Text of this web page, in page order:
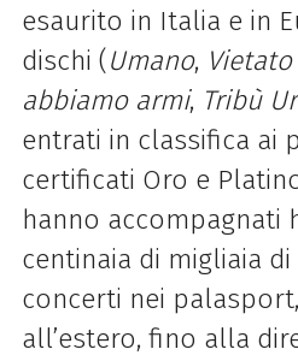
esaurito in Italia e in
dischi (Umano,
abbiamo armi, Tribù
entrati in classifica ai
certificati Oro e
hanno accompagnati
centinaia di migliaia
concerti nei
all’estero, fino alla